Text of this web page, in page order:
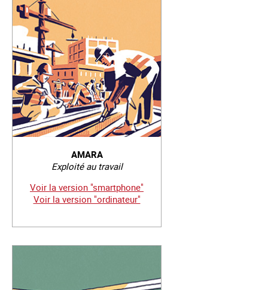
AMARA
Exploité au travail
Voir la version "smartphone"
Voir la version "ordinateur"